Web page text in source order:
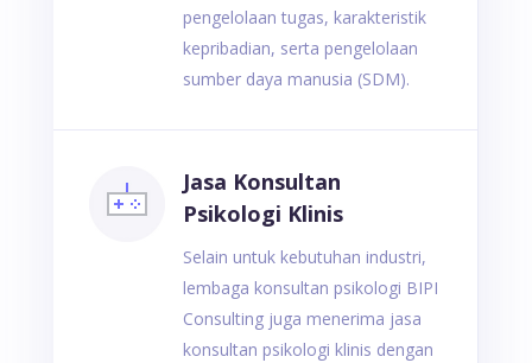
pengelolaan tugas, karakteristik
kepribadian, serta pengelolaan
sumber daya manusia (SDM).
Jasa Konsultan
Psikologi Klinis
Selain untuk kebutuhan industri,
lembaga konsultan psikologi BIPI
Consulting juga menerima jasa
konsultan psikologi klinis dengan